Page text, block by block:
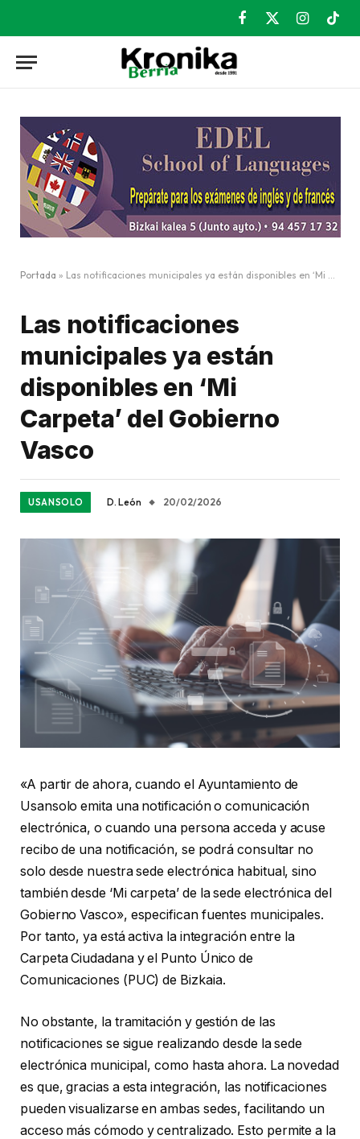
Facebook
X
Instagram
Portada » Las notificaciones municipales ya están disponibles en ‘Mi Carpeta’ del Gobierno Vasco
Las notificaciones
municipales ya están
disponibles en ‘Mi
Carpeta’ del Gobierno
Vasco
USANSOLO D. León 20/02/2026
«A partir de ahora, cuando el Ayuntamiento de
Usansolo emita una notificación o comunicación
electrónica, o cuando una persona acceda y acuse
recibo de una notificación, se podrá consultar no
solo desde nuestra sede electrónica habitual, sino
también desde ‘Mi carpeta’ de la sede electrónica del
Gobierno Vasco», especifican fuentes municipales.
Por tanto, ya está activa la integración entre la
Carpeta Ciudadana y el Punto Único de
Comunicaciones (PUC) de Bizkaia.
No obstante, la tramitación y gestión de las
notificaciones se sigue realizando desde la sede
electrónica municipal, como hasta ahora. La novedad
es que, gracias a esta integración, las notificaciones
pueden visualizarse en ambas sedes, facilitando un
acceso más cómodo y centralizado. Esto permite a la